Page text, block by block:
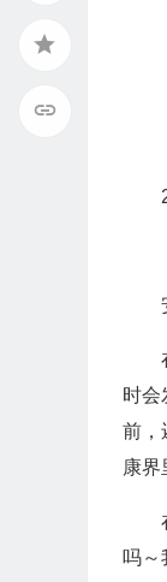
时会
前，
康界
吗